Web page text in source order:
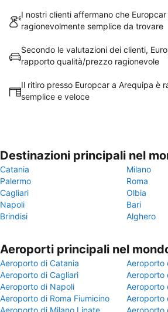
I nostri clienti affermano che
ragionevolmente semplice da trovare
Secondo le valutazioni dei clienti,
rapporto qualità/prezzo ragionevole
Il ritiro presso Europcar a Arequipa è
semplice e veloce
Destinazioni principali nel
Catania
Milano
Palermo
Roma
Cagliari
Olbia
Napoli
Bari
Brindisi
Alghero
Aeroporti principali nel
Aeroporto di Catania
Aeroporto
Aeroporto di Cagliari
Aeroporto
Aeroporto di Napoli
Aeroporto
Aeroporto di Roma Fiumicino
Aeroporto
Aeroporto di Milano Linate
Aeroporto